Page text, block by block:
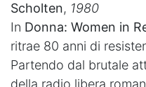
Scholten, 1980
In Donna: Women in
ritrae 80 anni di
Partendo dal brutale
della radio libera